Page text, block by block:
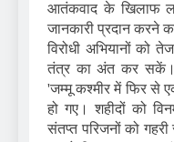
आतंकवाद के खिलाफ
जानकारी प्रदान करने
विरोधी अभियानों को
तंत्र का अंत कर सकें।'
'जम्मू कश्मीर में फिर से
हो गए। शहीदों को
संतप्त परिजनों को